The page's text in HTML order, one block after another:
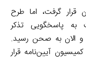
گرفت، اما طرح
به پاسخگویی تذکر
و الان به صحن رسید.
آیین‌نامه قرار